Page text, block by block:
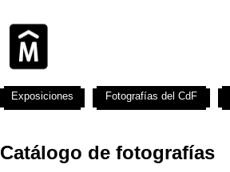
Catálogo de fotografías
Exposiciones Fotografías del CdF